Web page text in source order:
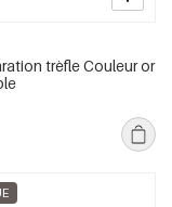
trèfle Couleur or